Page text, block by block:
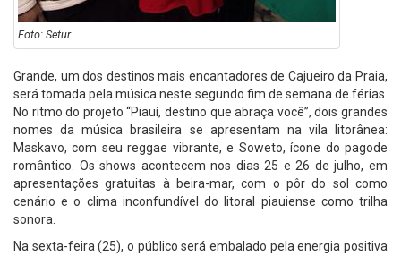
Foto: Setur
Grande, um dos destinos mais encantadores de Cajueiro da Praia,
será tomada pela música neste segundo fim de semana de férias.
No ritmo do projeto “Piauí, destino que abraça você”, dois grandes
nomes da música brasileira se apresentam na vila litorânea:
Maskavo, com seu reggae vibrante, e Soweto, ícone do pagode
romântico. Os shows acontecem nos dias 25 e 26 de julho, em
apresentações gratuitas à beira-mar, com o pôr do sol como
cenário e o clima inconfundível do litoral piauiense como trilha
sonora.
Na sexta-feira (25), o público será embalado pela energia positiva